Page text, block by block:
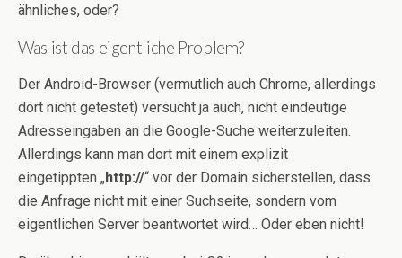
ähnliches, oder?
Was ist das eigentliche Problem?
Der Android-Browser (vermutlich auch Chrome, allerdings
dort nicht getestet) versucht ja auch, nicht eindeutige
Adresseingaben an die Google-Suche weiterzuleiten.
Allerdings kann man dort mit einem explizit
eingetippten „http://“ vor der Domain sicherstellen, dass
die Anfrage nicht mit einer Suchseite, sondern vom
eigentlichen Server beantwortet wird… Oder eben nicht!